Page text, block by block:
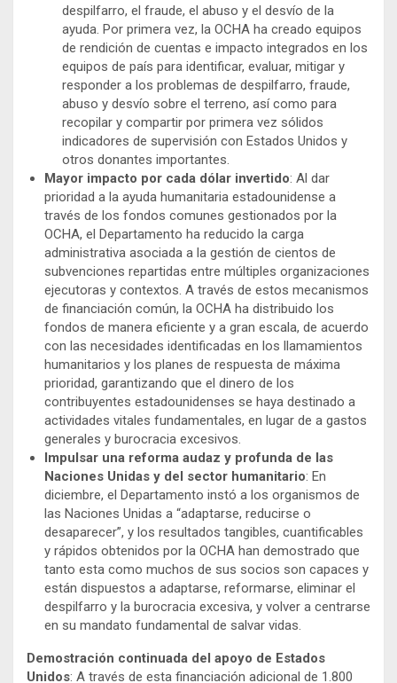
despilfarro, el fraude, el abuso y el desvío de la
ayuda. Por primera vez, la OCHA ha creado equipos
de rendición de cuentas e impacto integrados en los
equipos de país para identificar, evaluar, mitigar y
responder a los problemas de despilfarro, fraude,
abuso y desvío sobre el terreno, así como para
recopilar y compartir por primera vez sólidos
indicadores de supervisión con Estados Unidos y
otros donantes importantes.
Mayor impacto por cada dólar invertido: Al dar
prioridad a la ayuda humanitaria estadounidense a
través de los fondos comunes gestionados por la
OCHA, el Departamento ha reducido la carga
administrativa asociada a la gestión de cientos de
subvenciones repartidas entre múltiples organizaciones
ejecutoras y contextos. A través de estos mecanismos
de financiación común, la OCHA ha distribuido los
fondos de manera eficiente y a gran escala, de acuerdo
con las necesidades identificadas en los llamamientos
humanitarios y los planes de respuesta de máxima
prioridad, garantizando que el dinero de los
contribuyentes estadounidenses se haya destinado a
actividades vitales fundamentales, en lugar de a gastos
generales y burocracia excesivos.
Impulsar una reforma audaz y profunda de las
Naciones Unidas y del sector humanitario: En
diciembre, el Departamento instó a los organismos de
las Naciones Unidas a “adaptarse, reducirse o
desaparecer”, y los resultados tangibles, cuantificables
y rápidos obtenidos por la OCHA han demostrado que
tanto esta como muchos de sus socios son capaces y
están dispuestos a adaptarse, reformarse, eliminar el
despilfarro y la burocracia excesiva, y volver a centrarse
en su mandato fundamental de salvar vidas.
Demostración continuada del apoyo de Estados
Unidos: A través de esta financiación adicional de 1.800